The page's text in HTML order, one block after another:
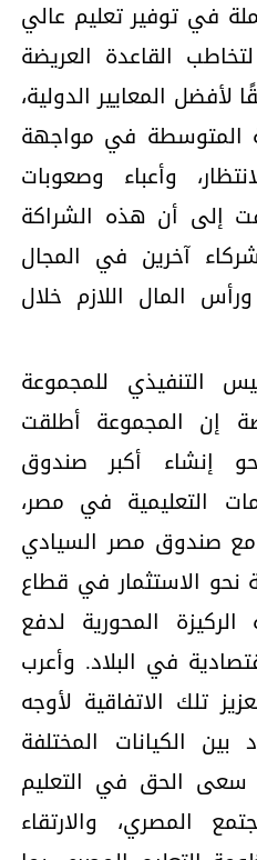
في توفیر تعلیم عالي
القاعدة العریضة
المعاییر الدولیة،
المتوسطة في مواجھة
وأعباء وصعوبات
إلى أن ھذه الشراكة
آخرین في المجال
المال اللازم خلال
التنفیذي للمجموعة
إن المجموعة أطلقت
إنشاء أكبر صندوق
التعلیمیة في مصر،
صندوق مصر السیادي
الاستثمار في قطاع
الركیزة المحوریة لدفع
في البلاد. وأعرب
تلك الاتفاقیة لأوجه
الكیانات المختلفة
سعی الحق في التعلیم
المصري، والارتقاء